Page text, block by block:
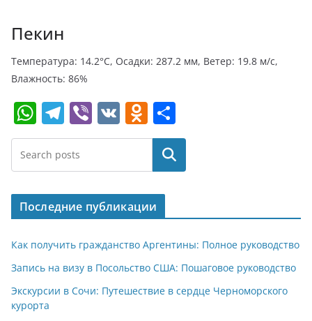
Пекин
Температура: 14.2°C, Осадки: 287.2 мм, Ветер: 19.8 м/с,
Влажность: 86%
W
h
at
s
A
p
p
T
el
e
gr
a
m
Vi
b
V
K
O
d
o
kl
a
ss
ni
ki
т
п
р
в
и
т
ь
Поиск
Последние публикации
Как получить гражданство Аргентины: Полное руководство
Запись на визу в Посольство США: Пошаговое руководство
Экскурсии в Сочи: Путешествие в сердце Черноморского
курорта